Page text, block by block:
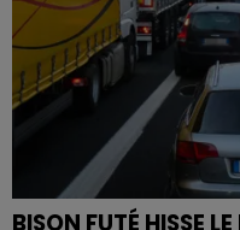
BISON FUTÉ HISSE